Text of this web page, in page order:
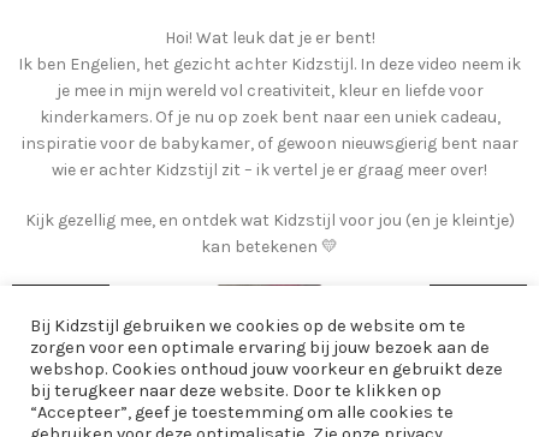
Hoi! Wat leuk dat je er bent!
Ik ben Engelien, het gezicht achter Kidzstijl. In deze video neem ik
je mee in mijn wereld vol creativiteit, kleur en liefde voor
kinderkamers. Of je nu op zoek bent naar een uniek cadeau,
inspiratie voor de babykamer, of gewoon nieuwsgierig bent naar
wie er achter Kidzstijl zit – ik vertel je er graag meer over!
Kijk gezellig mee, en ontdek wat Kidzstijl voor jou (en je kleintje)
kan betekenen 💛
Bij Kidzstijl gebruiken we cookies op de website om te
zorgen voor een optimale ervaring bij jouw bezoek aan de
webshop. Cookies onthoud jouw voorkeur en gebruikt deze
bij terugkeer naar deze website. Door te klikken op
“Accepteer”, geef je toestemming om alle cookies te